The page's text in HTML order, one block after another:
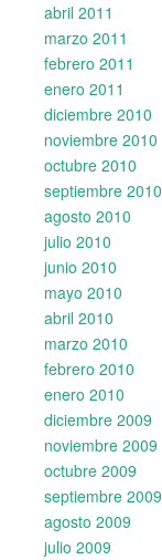
abril 2011
marzo 2011
febrero 2011
enero 2011
diciembre 2010
noviembre 2010
octubre 2010
septiembre 2010
agosto 2010
julio 2010
junio 2010
mayo 2010
abril 2010
marzo 2010
febrero 2010
enero 2010
diciembre 2009
noviembre 2009
octubre 2009
septiembre 2009
agosto 2009
julio 2009